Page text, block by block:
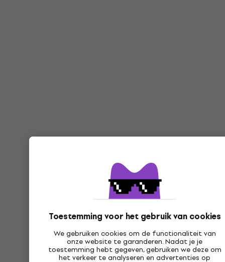
Toestemming voor het gebruik van cookies
We gebruiken cookies om de functionaliteit van
onze website te garanderen. Nadat je je
toestemming hebt gegeven, gebruiken we deze om
het verkeer te analyseren en advertenties op